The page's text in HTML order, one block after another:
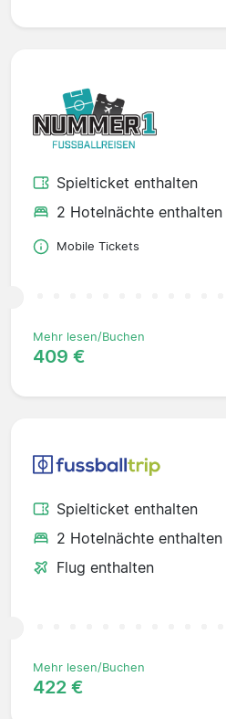
Spielticket enthalten
2 Hotelnächte enthalten
Mobile Tickets
Mehr lesen/Buchen
409 €
Spielticket enthalten
2 Hotelnächte enthalten
Flug enthalten
Mehr lesen/Buchen
422 €